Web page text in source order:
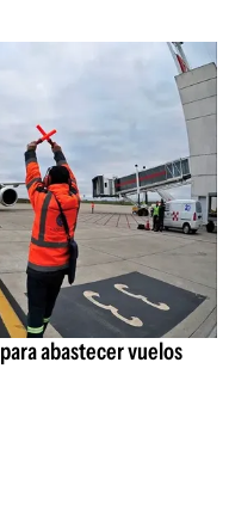
abastecer vuelos